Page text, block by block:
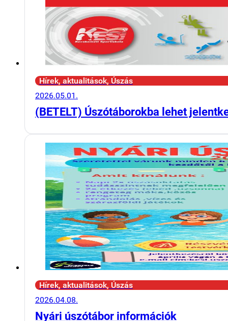
Hírek, aktualitások, Úszás
2026.05.01.
(BETELT) Úszótáborokba lehet
Hírek, aktualitások, Úszás
2026.04.08.
Nyári úszótábor információk